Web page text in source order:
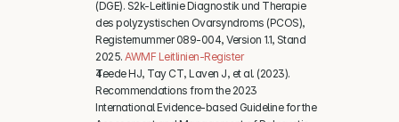
(DGE). S2k-Leitlinie Diagnostik und Therapie
des polyzystischen Ovarsyndroms (PCOS),
Registernummer 089-004, Version 1.1, Stand
2025. AWMF Leitlinien-Register
Teede HJ, Tay CT, Laven J, et al. (2023).
Recommendations from the 2023
International Evidence-based Guideline for the